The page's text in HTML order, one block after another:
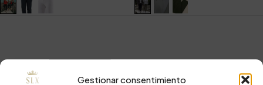
Gestionar consentimiento